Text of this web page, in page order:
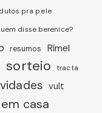
pra pele
disse berenice?
resumos Rímel
sorteio tracta
vult
casa